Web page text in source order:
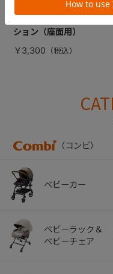
ットＳ（ローマレッ
ション（座面用）
￥3,300
（コンビ）
ベビーカー
ベビーラック＆
ベビーチェア